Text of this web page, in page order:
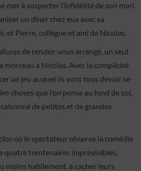
met à suspecter l’infidélité de son mari.
un dîner chez eux avec sa
et Pierre, collègue et ami de Nicolas.
de rendez-vous arrangé, un seul
morceau à Nicolas. Avec la complicité
un jeu auquel ils vont tous devoir se
choses que l’on pense au fond de soi,
de petites et de grandes
où le spectateur observe la comédie
quatretrentenaires imprévisibles,
moins habilement, à cacher leurs